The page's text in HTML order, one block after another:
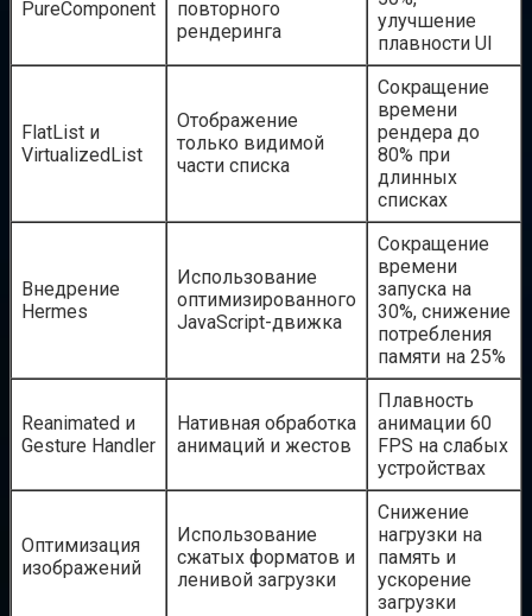
PureComponent
повторного
рендеринга
улучшение
плавности UI
FlatList и
VirtualizedList
Отображение
только видимой
части списка
Сокращение
времени
рендера до
80% при
длинных
списках
Внедрение
Hermes
Использование
оптимизированного
JavaScript-движка
Сокращение
времени
запуска на
30%, снижение
потребления
памяти на 25%
Reanimated и
Gesture Handler
Нативная обработка
анимаций и жестов
Плавность
анимации 60
FPS на слабых
устройствах
Оптимизация
изображений
Использование
сжатых форматов и
ленивой загрузки
Снижение
нагрузки на
память и
ускорение
загрузки